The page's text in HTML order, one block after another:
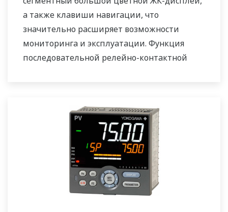
а также клавиши навигации, что
значительно расширяет возможности
мониторинга и эксплуатации. Функция
последовательной релейно-контактной
приборной панели. UT55A/UT52A также
поддерживает открытые сети, такие как